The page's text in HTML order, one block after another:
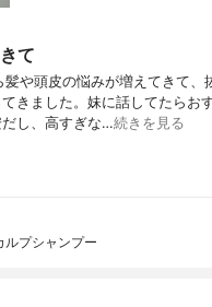
て
や頭皮の悩みが増えてきて、
きました。妹に話してたらお
し、高すぎな…続きを見る
プシャンプー